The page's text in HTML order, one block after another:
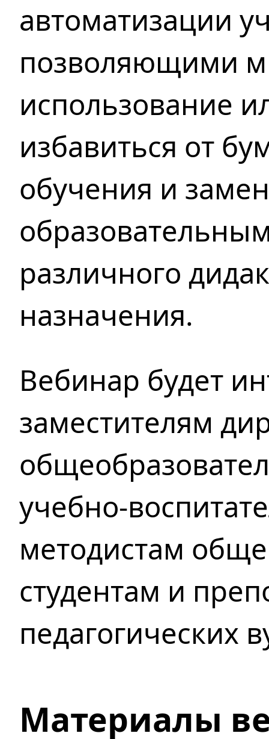
автоматизации
позволяющими
использование
избавиться от
обучения и
различного
назначения.
Вебинар будет
заместителям
учебно-
методистам
студентам и
педагогических
Материалы